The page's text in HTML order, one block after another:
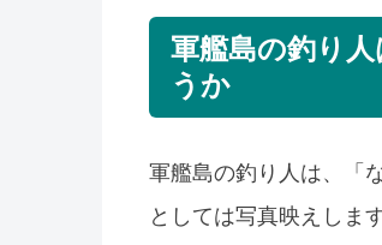
軍艦島の釣り
うか
軍艦島の釣り人は、「
としては写真映えします